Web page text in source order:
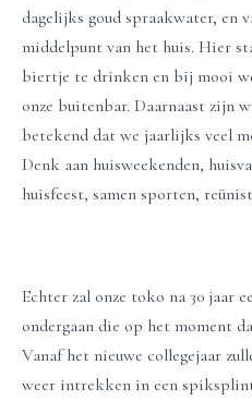
dagelijks goud spraakwater, en
middelpunt van het huis. Hier
biertje te drinken en bij mooi
onze buitenbar. Daarnaast zijn
betekend dat we jaarlijks veel
Denk aan huisweekenden,
huisfeest, samen sporten,
Echter zal onze toko na 30 jaar
ondergaan die op het moment
Vanaf het nieuwe collegejaar
weer intrekken in een